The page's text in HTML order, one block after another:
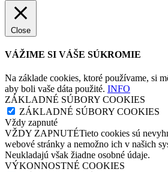
Close
VÁŽIME SI VÁŠE SÚKROMIE
Na základe cookies, ktoré používame, si
aby boli vaše dáta použité. INFO
ZÁKLADNÉ SÚBORY COOKIES
ZÁKLADNÉ SÚBORY COOKIES
Vždy zapnuté
VŽDY ZAPNUTÉTieto cookies sú
webové stránky a nemožno ich v našich
Neukladajú však žiadne osobné údaje.
VÝKONNOSTNÉ COOKIES